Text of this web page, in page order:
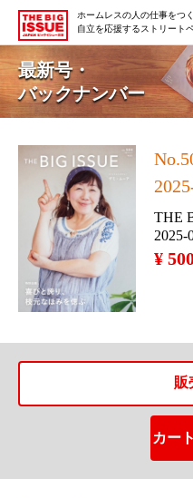
ホームレスの人の仕事をつ
自立を応援するストリート
ビッグイシュー日本版とは
買いたい
最新号・バックナンバー
あなたにできること
ビッグイシューの本・商品
最新号・
バックナンバー
THE
2025-
¥
販